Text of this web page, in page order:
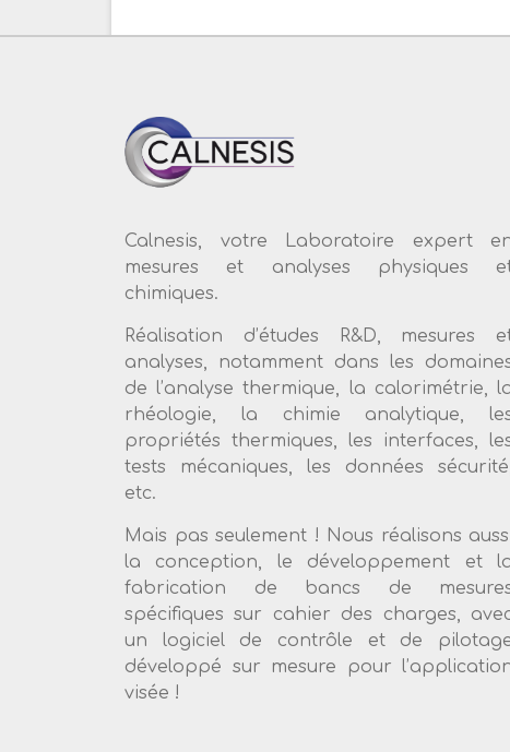
Calnesis, votre Laboratoire expert
mesures et analyses physiques
chimiques.
Réalisation d’études R&D, mesures
analyses, notamment dans les
de l’analyse thermique, la calorimétrie,
rhéologie, la chimie analytique,
propriétés thermiques, les interfaces,
tests mécaniques, les données
etc.
Mais pas seulement ! Nous réalisons
la conception, le développement et
fabrication de bancs de
spécifiques sur cahier des charges,
un logiciel de contrôle et de
développé sur mesure pour
visée !